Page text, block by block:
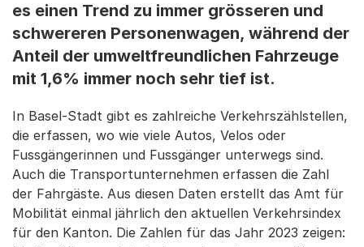
es einen Trend zu immer grösseren und
schwereren Personenwagen, während der
Anteil der umweltfreundlichen Fahrzeuge
mit 1,6% immer noch sehr tief ist.
In Basel-Stadt gibt es zahlreiche Verkehrszählstellen,
die erfassen, wo wie viele Autos, Velos oder
Fussgängerinnen und Fussgänger unterwegs sind.
Auch die Transportunternehmen erfassen die Zahl
der Fahrgäste. Aus diesen Daten erstellt das Amt für
Mobilität einmal jährlich den aktuellen Verkehrsindex
für den Kanton. Die Zahlen für das Jahr 2023 zeigen: